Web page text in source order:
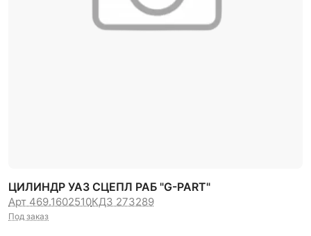
ЦИЛИНДР УАЗ СЦЕПЛ РАБ "G-PART"
Арт 469.1602510КДЗ 273289
Под заказ